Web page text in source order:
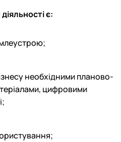
є:
необхідними планово-
цифровими